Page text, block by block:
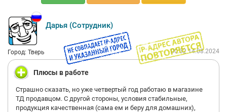
Дарья (Сотрудник)
Город: Тверь 00:32 14.08.2024
Плюсы в работе
Страшно сказать, но уже четвертый год работаю в магазине
ТД продавцом. С другой стороны, условия стабильные,
продукция качественная (сама ем и беру для домашних),